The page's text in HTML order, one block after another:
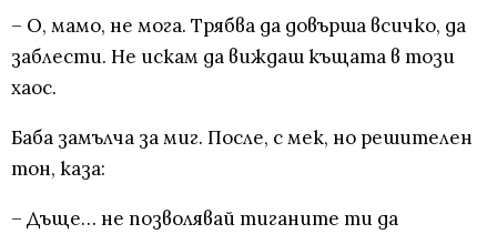
– О, мамо, не мога. Трябва да довърша всичко, да
заблести. Не искам да виждаш къщата в този
хаос.
Баба замълча за миг. После, с мек, но решителен
тон, каза:
– Дъще… не позволявай тиганите ти да